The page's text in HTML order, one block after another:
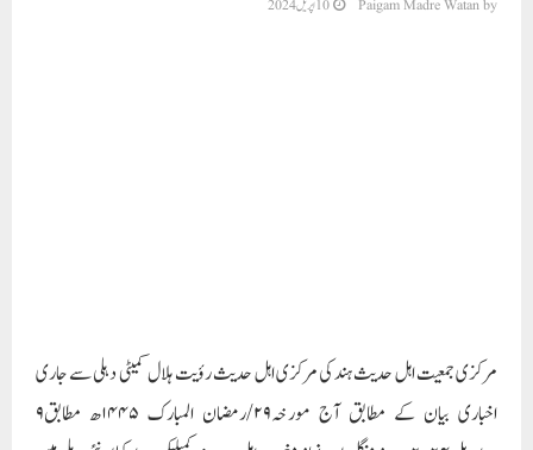
by
Paigam Madre Watan 10 اپریل 2024
مرکزی اہل حد یث رؤیت ہلال کمیٹی دہلی نے یہ فیصلہ کیا کہ آئندہ کل
مورخہ۱۰؍اپریل۲۰۲۴ء کو ماہ رمضان المبارک کی تیسویں تاریخ ہوگی اور